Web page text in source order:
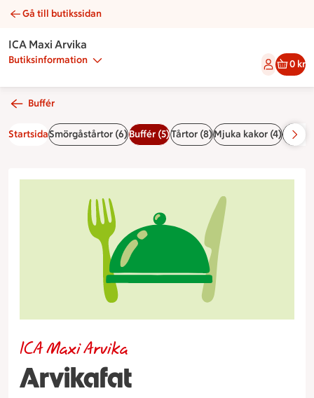
Arvikafat | Catering ICA Maxi Arvika
Gå till butikssidan
ICA Maxi Arvika
Butiksinformation 0 kr
Buffér
StartsidaSmörgåstårtor (6)Buffér (5)Tårtor (8)Mjuka kakor (4)Bröd
Arvikafat
ICA Maxi Arvika